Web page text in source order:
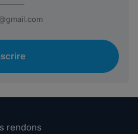
rendons